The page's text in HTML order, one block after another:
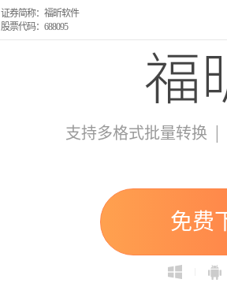
证券简称：福昕软件
股票代码：688095
支持多格式批量转换 |
免费